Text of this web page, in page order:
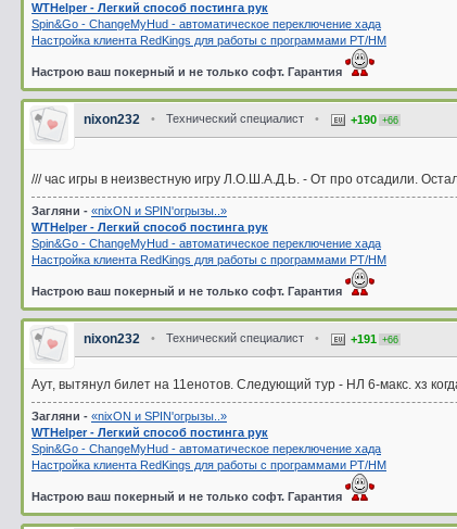
WTHelper - Легкий способ постинга рук
Spin&Go - ChangeMyHud - автоматическое переключение хада
Настройка клиента RedKings для работы с программами PT/HM
Настрою ваш покерный и не только софт. Гарантия
nixon232 • Технический специалист • +190 +66
/// час игры в неизвестную игру Л.О.Ш.А.Д.Ь. - От про отсадили.
Загляни - «nixON и SPIN'oгрызы..»
WTHelper - Легкий способ постинга рук
Spin&Go - ChangeMyHud - автоматическое переключение хада
Настройка клиента RedKings для работы с программами PT/HM
Настрою ваш покерный и не только софт. Гарантия
nixon232 • Технический специалист • +191 +66
Аут, вытянул билет на 11енотов. Следующий тур - НЛ 6-макс. хз
Загляни - «nixON и SPIN'oгрызы..»
WTHelper - Легкий способ постинга рук
Spin&Go - ChangeMyHud - автоматическое переключение хада
Настройка клиента RedKings для работы с программами PT/HM
Настрою ваш покерный и не только софт. Гарантия